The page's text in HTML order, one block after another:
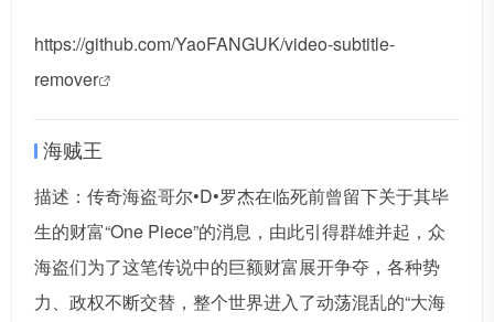
https://github.com/YaoFANGUK/video-subtitle-
remover
海贼王
描述：传奇海盗哥尔•D•罗杰在临死前曾留下关于其毕
生的财富“One Piece”的消息，由此引得群雄并起，众
海盗们为了这笔传说中的巨额财富展开争夺，各种势
力、政权不断交替，整个世界进入了动荡混乱的“大海